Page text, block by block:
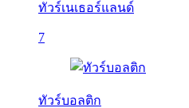
ทัวร์เนเธอร์แลนด์
7
ทัวร์บอลติก